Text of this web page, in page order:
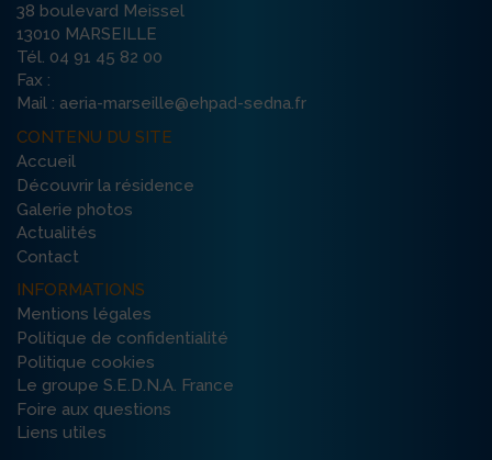
38 boulevard Meissel
13010 MARSEILLE
Tél. 04 91 45 82 00
Fax :
Mail : aeria-marseille@ehpad-sedna.fr
CONTENU DU SITE
Accueil
Découvrir la résidence
Galerie photos
Actualités
Contact
INFORMATIONS
Mentions légales
Politique de confidentialité
Politique cookies
Le groupe S.E.D.N.A. France
Foire aux questions
Liens utiles